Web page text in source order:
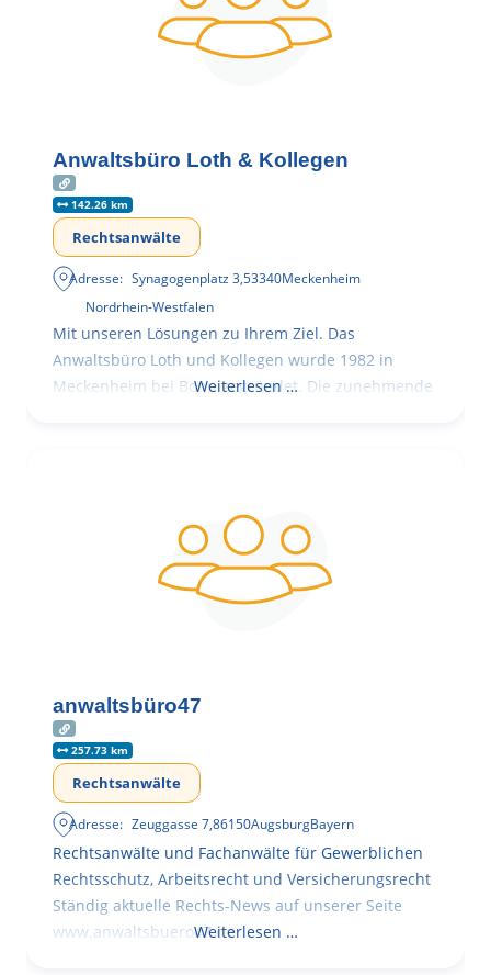
Anwaltsbüro Loth & Kollegen
142.26 km
Rechtsanwälte
Adresse: Synagogenplatz 3,53340Meckenheim
Nordrhein-Westfalen
Mit unseren Lösungen zu Ihrem Ziel. Das
Anwaltsbüro Loth und Kollegen wurde 1982 in
Meckenheim bei Bonn gegründet. Die zunehmende
Weiterlesen …
anwaltsbüro47
257.73 km
Rechtsanwälte
Adresse: Zeuggasse 7,86150AugsburgBayern
Rechtsanwälte und Fachanwälte für Gewerblichen
Rechtsschutz, Arbeitsrecht und Versicherungsrecht
Ständig aktuelle Rechts-News auf unserer Seite
www.anwaltsbuero47.deWeiterlesen …